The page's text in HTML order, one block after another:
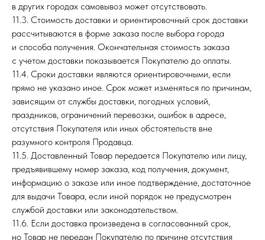
в других городах самовывоз может отсутствовать.
11.3. Стоимость доставки и ориентировочный срок доставки
рассчитываются в форме заказа после выбора города
и способа получения. Окончательная стоимость заказа
с учетом доставки показывается Покупателю до оплаты.
11.4. Сроки доставки являются ориентировочными, если
прямо не указано иное. Срок может изменяться по причинам,
зависящим от службы доставки, погодных условий,
праздников, ограничений перевозки, ошибок в адресе,
отсутствия Покупателя или иных обстоятельств вне
разумного контроля Продавца.
11.5. Доставленный Товар передается Покупателю или лицу,
предъявившему номер заказа, код получения, документ,
информацию о заказе или иное подтверждение, достаточное
для выдачи Товара, если иной порядок не предусмотрен
службой доставки или законодательством.
11.6. Если доставка произведена в согласованный срок,
но Товар не передан Покупателю по причине отсутствия